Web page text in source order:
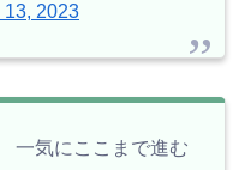
13, 2023
一気にここまで進む